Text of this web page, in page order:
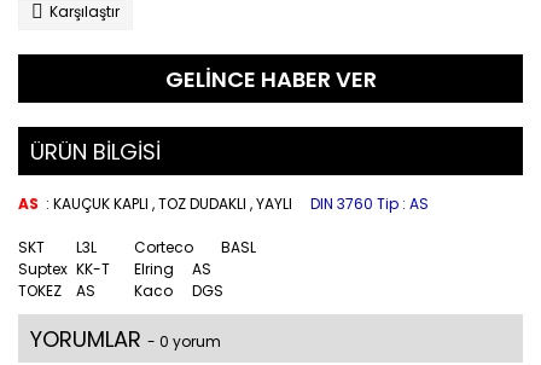
Karşılaştır
GELİNCE HABER VER
ÜRÜN BİLGİSİ
AS : KAUÇUK KAPLI , TOZ DUDAKLI , YAYLI DIN 3760 Tip : AS
SKT L3L Corteco
BASL
Suptex KK-T Elring
AS
TOKEZ
AS Kaco DGS
YORUMLAR - 0 yorum